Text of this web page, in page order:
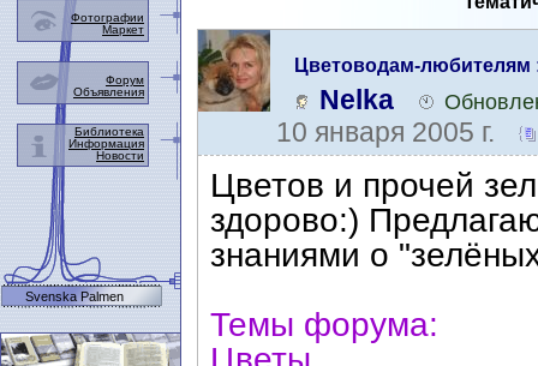
Цветоводам-любителям
Nelka
10 января 2005 г.
Цветов и прочей
здорово:)
знаниями о
Темы форума:
Фотографии
Маркет
Форум
Объявления
Библиотека
Информация
Новости
Svenska Palmen